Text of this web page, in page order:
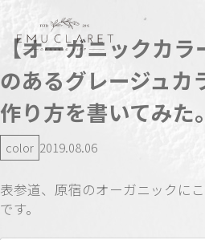
【オーガニックカ
のあるグレージュカ
作り方を書いてみた。
color 2019.08.06
表参道、原宿のオーガニックに
です。